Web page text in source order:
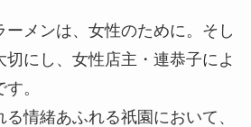
ーメンは、女性のために。そし
切にし、女性店主・連恭子によ
。
情緒あふれる祇園において、